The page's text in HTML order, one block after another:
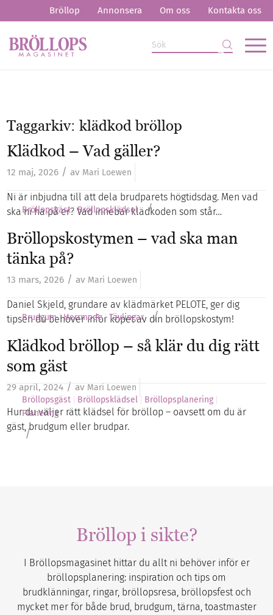
Bröllop Annonsera Om oss Kontakta oss
Taggarkiv:klädkod bröllop
Klädkod – Vad gäller?
12 maj, 2026 / av Mari Loewen
Ni är inbjudna till att dela brudparets högtidsdag. Men vad
ska ni ha på er? Vad innebär klädkoden som står…
Bröllopsgäst Bröllopsklädsel /
Bröllopskostymen – vad ska man
tänka på?
13 mars, 2026 / av Mari Loewen
Daniel Skjeld, grundare av klädmärket PELOTE, ger dig
tipsen du behöver inför köpet av din bröllopskostym!
Brudgum Herrmode Tävlingar /
Klädkod bröllop – så klär du dig rätt
som gäst
29 april, 2024 / av Mari Loewen
Hur du väljer rätt klädsel för bröllop – oavsett om du är
gäst, brudgum eller brudpar.
Bröllopsgäst Bröllopsklädsel
Bröllopsplanering
Planering
/
Bröllop i sikte?
I Bröllopsmagasinet hittar du allt ni behöver inför er
bröllopsplanering: inspiration och tips om
brudklänningar, ringar, bröllopsresa, bröllopsfest och
mycket mer för både brud, brudgum, tärna, toastmaster